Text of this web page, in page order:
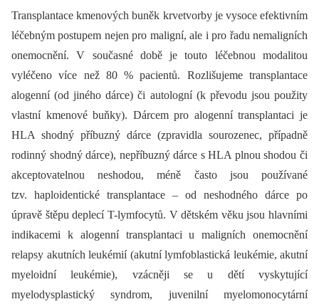
Transplantace kmenových buněk krvetvorby je vysoce efektivním
léčebným postupem nejen pro maligní, ale i pro řadu nemaligních
onemocnění. V současné době je touto léčebnou modalitou
vyléčeno více než 80 % pacientů. Rozlišujeme transplantace
alogenní (od jiného dárce) či autologní (k převodu jsou použity
vlastní kmenové buňky). Dárcem pro alogenní transplantaci je
HLA shodný příbuzný dárce (zpravidla sourozenec, případně
rodinný shodný dárce), nepříbuzný dárce s HLA plnou shodou či
akceptovatelnou neshodou, méně často jsou používané
tzv. haploidentické transplantace –⁠ od neshodného dárce po
úpravě štěpu deplecí T-lymfocytů. V dětském věku jsou hlavními
indikacemi k alogenní transplantaci u maligních onemocnění
relapsy akutních leukémií (akutní lymfoblastická leukémie, akutní
myeloidní leukémie), vzácněji se u dětí vyskytující
myelodysplastický syndrom, juvenilní myelomonocytární